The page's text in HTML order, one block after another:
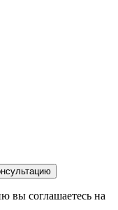
вы соглашаетесь на